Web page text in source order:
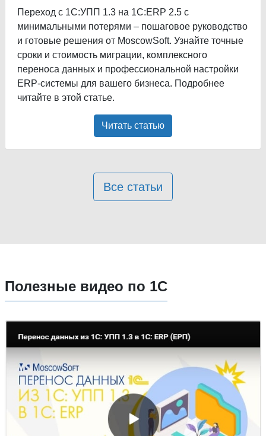
Переход с 1С:УПП 1.3 на 1С:ERP 2.5 с
минимальными потерями – пошаговое руководство
и готовые решения от MoscowSoft. Узнайте точные
сроки и стоимость миграции, комплексного
переноса данных и профессиональной настройки
ERP-системы для вашего бизнеса. Подробнее
читайте в этой статье.
Читать статью
Все статьи
Полезные видео по 1С